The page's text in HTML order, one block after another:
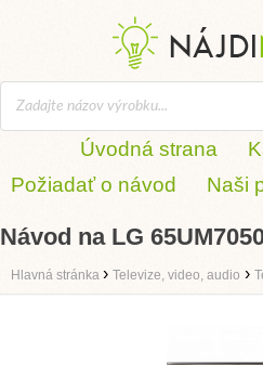
Úvodná strana
Požiadať o návod
Naši
Návod na LG
Hlavná stránka › Televize, video, audio ›